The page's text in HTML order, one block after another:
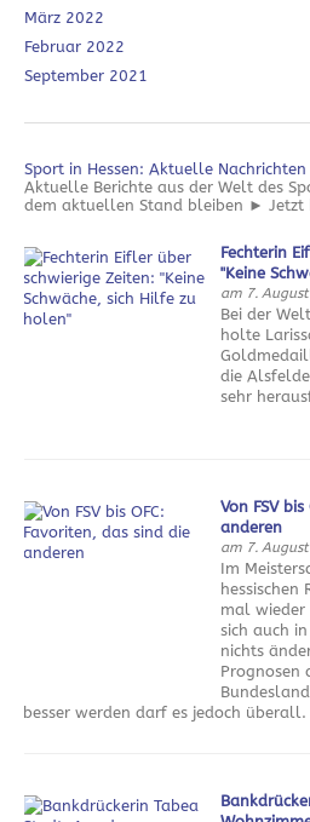
März 2022
Februar 2022
September 2021
Sport in Hessen: Aktuelle
Aktuelle Berichte aus der Welt des
dem aktuellen Stand bleiben ► Jetzt
Fechterin
"Keine
am 7.
Bei der
holte
die
sehr
Von FSV
anderen
am 7.
Im
mal wieder
sich auch
nichts
Prognosen
besser werden darf es jedoch überall.